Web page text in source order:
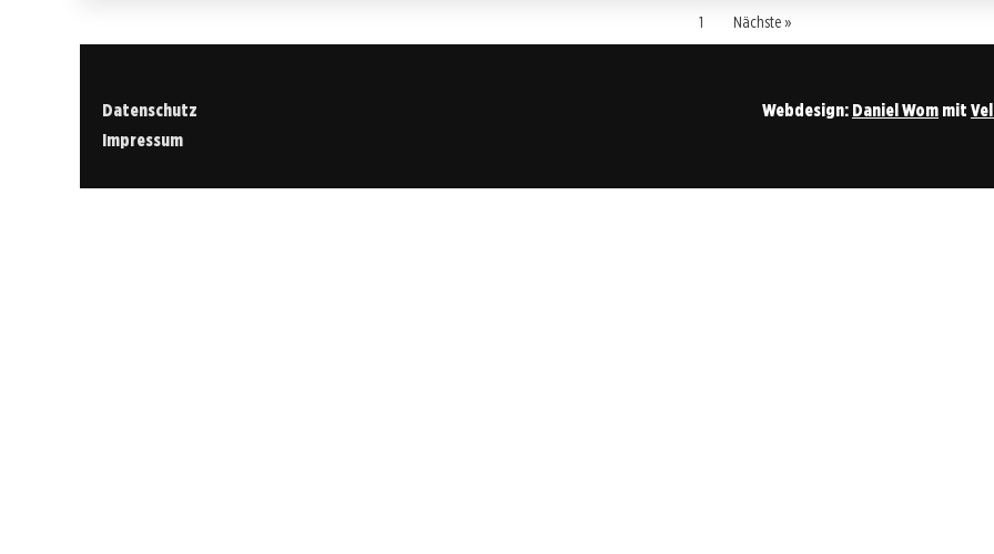
1 Nächste »
Datenschutz
Impressum
Webdesign: Daniel Wom mit